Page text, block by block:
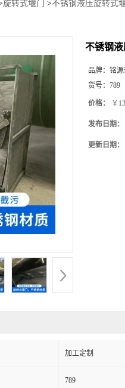
旋转式堰门 >不锈钢液压旋转式
不锈钢
品牌： 铭
货号： 789
价格： ￥
发布日期：
更新日期：
加工定制
789